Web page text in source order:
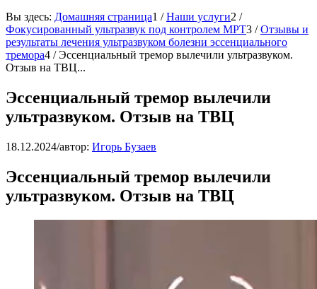
Вы здесь: Домашняя страница1 / Наши услуги2 /
Фокусированный ультразвук под контролем МРТ3 / Отзывы и
результаты лечения ультразвуком болезни эссенциального
тремора4 / Эссенциальный тремор вылечили ультразвуком.
Отзыв на ТВЦ...
Эссенциальный тремор вылечили
ультразвуком. Отзыв на ТВЦ
18.12.2024/автор: Игорь Бузаев
Эссенциальный тремор вылечили
ультразвуком. Отзыв на ТВЦ